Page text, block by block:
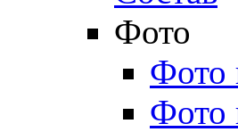
Фото
Фото
Фото